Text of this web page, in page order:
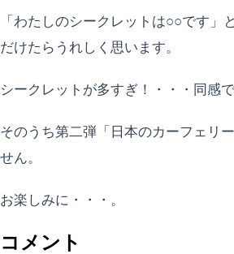
「わたしのシークレットは○○です」
だけたらうれしく思います。
シークレットが多すぎ！・・・同感で
そのうち第二弾「日本のカーフェリ
せん。
お楽しみに・・・。
コメント